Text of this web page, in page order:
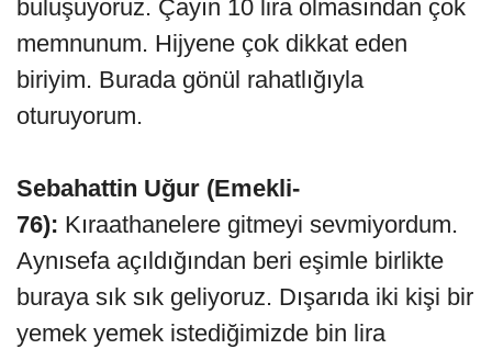
buluşuyoruz. Çayın 10 lira olmasından çok
memnunum. Hijyene çok dikkat eden
biriyim. Burada gönül rahatlığıyla
oturuyorum.
Sebahattin Uğur (Emekli-
76): Kıraathanelere gitmeyi sevmiyordum.
Aynısefa açıldığından beri eşimle birlikte
buraya sık sık geliyoruz. Dışarıda iki kişi bir
yemek yemek istediğimizde bin lira